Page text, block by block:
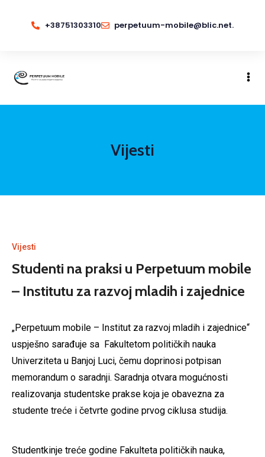
+38751303310 perpetuum-mobile@blic.net.
Vijesti
Vijesti
Studenti na praksi u Perpetuum mobile
– Institutu za razvoj mladih i zajednice
„Perpetuum mobile – Institut za razvoj mladih i zajednice“
uspješno sarađuje sa Fakultetom političkih nauka
Univerziteta u Banjoj Luci, čemu doprinosi potpisan
memorandum o saradnji. Saradnja otvara mogućnosti
realizovanja studentske prakse koja je obavezna za
studente treće i četvrte godine prvog ciklusa studija.
Studentkinje treće godine Fakulteta političkih nauka,